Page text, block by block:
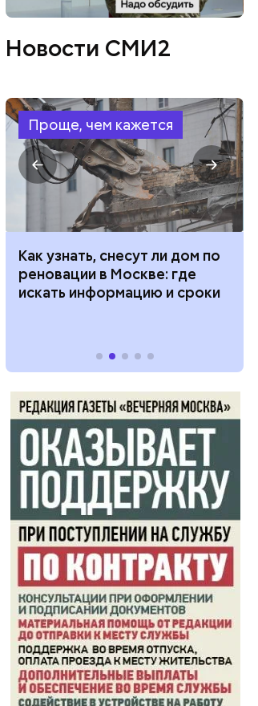
Новости СМИ2
Проще, чем кажется
Как узнать, снесут ли дом по
реновации в Москве: где
искать информацию и сроки